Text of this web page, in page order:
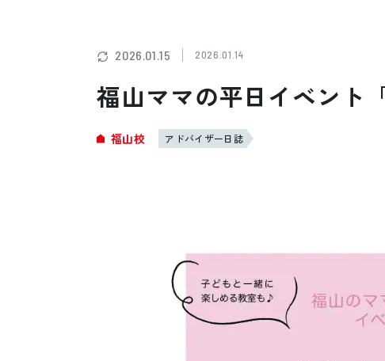
よくある質問
ご利用者の声・実例
お役立ち情報
2026.01.15 2026.01.14
福山ママの平日イベント
福山校 アドバイザー日誌